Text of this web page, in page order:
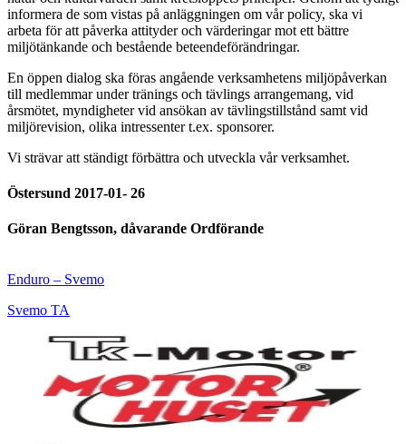
informera de som vistas på anläggningen om vår policy, ska vi
arbeta för att påverka attityder och värderingar mot ett bättre
miljötänkande och bestående beteendeförändringar.
En öppen dialog ska föras angående verksamhetens miljöpåverkan
till medlemmar under tränings och tävlings arrangemang, vid
årsmötet, myndigheter vid ansökan av tävlingstillstånd samt vid
miljörevision, olika intressenter t.ex. sponsorer.
Vi strävar att ständigt förbättra och utveckla vår verksamhet.
Östersund 2017-01- 26
Göran Bengtsson, dåvarande Ordförande
Enduro – Svemo
Svemo TA